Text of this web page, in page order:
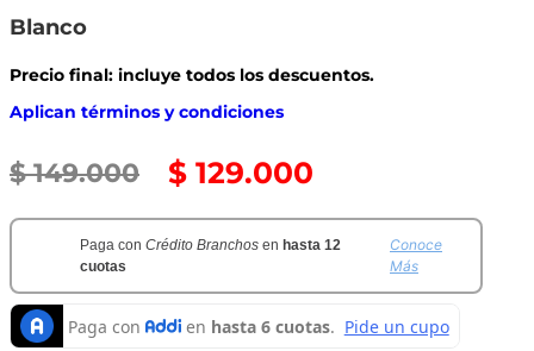
Blanco
Precio final: incluye todos los descuentos.
Aplican términos y condiciones
$ 149.000 $ 129.000
Paga con Crédito Branchos en hasta 12
cuotas
Conoce
Más